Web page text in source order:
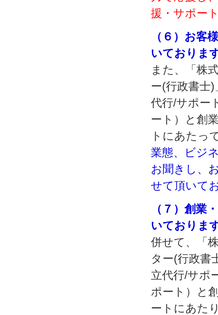
援・サポー
（６）お客
いておりま
また、「株
ー(行政書士
代行/サポー
ート）と創
トにあたっ
業態、ビジ
お聞きし、
せて頂いて
（７）創業
いておりま
併せて、「
ター(行政書
立代行/サポ
ポート）と
ートにあた